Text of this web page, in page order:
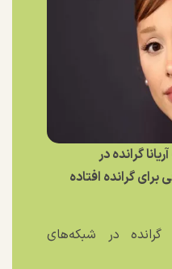
گرانده در
گرانده افتاده
گرانده در شبکه‌های